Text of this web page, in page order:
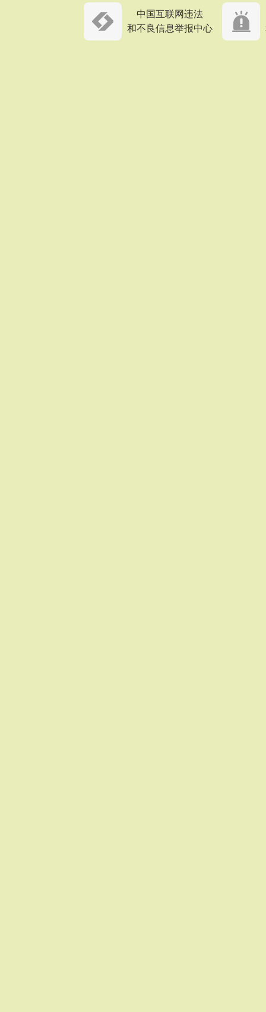
中国互联网违法
和不良信息举报中心